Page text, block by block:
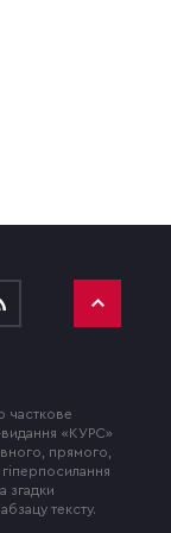
часткове
видання «КУРС»
прямого,
згадки
тексту.